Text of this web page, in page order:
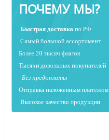
ПОЧЕМУ МЫ?
Быстрая доставка по РФ
Самый большой ассортимент
Более 20 тысяч флагов
Тысячи довольных покупателей
Без предоплаты
Отправка наложенным платежом
Высокое качество продукции